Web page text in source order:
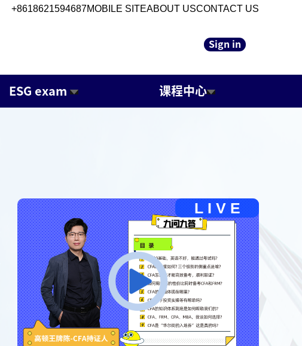
CONTACT US
ABOUT US
MOBILE SITE
+8618621594687
Sign in
ESG exam 课程中心
L I V E